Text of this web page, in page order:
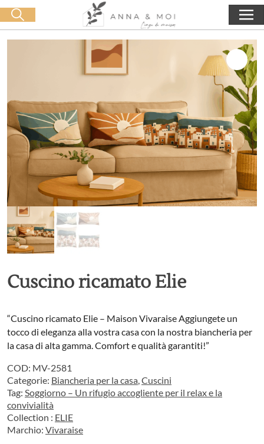
Consegna gratuita a partire da 60€ di acquisto 0,00€
Lancia la ricerca
Cuscino ricamato Elie
“Cuscino ricamato Elie – Maison Vivaraise Aggiungete un
tocco di eleganza alla vostra casa con la nostra biancheria per
la casa di alta gamma. Comfort e qualità garantiti!”
COD: MV-2581
Categorie: Biancheria per la casa Cuscini
Tag: Soggiorno – Un rifugio accogliente per il relax e la
convivialità
Collection : ELIE
Marchio: Vivaraise